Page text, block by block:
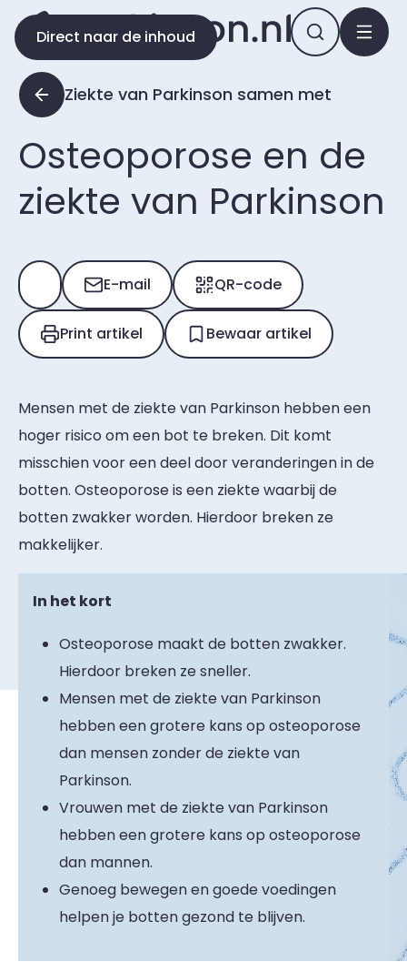
Direct naar de inhoud
Ziekte van Parkinson samen met
Osteoporose en de
ziekte van Parkinson
E-mail QR-code
Print artikel Bewaar artikel
Mensen met de ziekte van Parkinson hebben een
hoger risico om een bot te breken. Dit komt
misschien voor een deel door veranderingen in de
botten. Osteoporose is een ziekte waarbij de
botten zwakker worden. Hierdoor breken ze
makkelijker.
In het kort
Osteoporose maakt de botten zwakker.
Hierdoor breken ze sneller.
Mensen met de ziekte van Parkinson
hebben een grotere kans op osteoporose
dan mensen zonder de ziekte van
Parkinson.
Vrouwen met de ziekte van Parkinson
hebben een grotere kans op osteoporose
dan mannen.
Genoeg bewegen en goede voedingen
helpen je botten gezond te blijven.